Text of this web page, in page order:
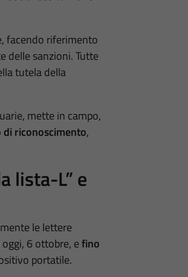
facendo riferimento
delle sanzioni. Tutte
tutela della
mette in campo,
riconoscimento,
lista-L” e
le lettere
6 ottobre, efino
portatile.